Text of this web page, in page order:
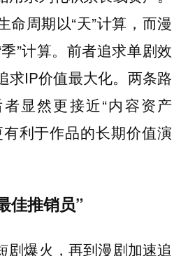
命周期以“天”计算，而漫
”计算。前者追求单剧效
求IP价值最大化。两条路
显然更接近“内容资产
利于作品的长期价值演
佳推销员”
剧爆火，再到漫剧加速追